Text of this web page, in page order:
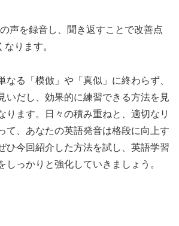
声を録音し、聞き返すことで改善点
ります。
なる「模倣」や「真似」に終わらず、
いだし、効果的に練習できる方法を見
ります。日々の積み重ねと、適切なリ
て、あなたの英語発音は格段に向上す
ひ今回紹介した方法を試し、英語学習
しっかりと強化していきましょう。